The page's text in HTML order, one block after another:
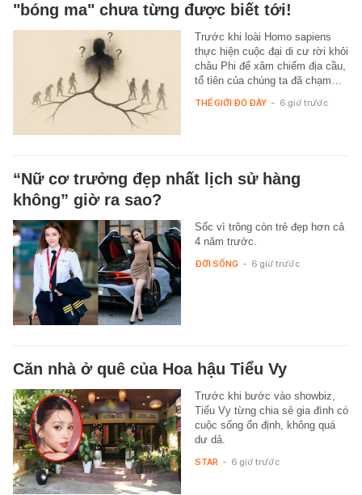
"bóng ma" chưa từng được biết tới!
Trước khi loài Homo sapiens
thực hiện cuộc đại di cư rời khỏi
châu Phi để xâm chiếm địa cầu,
tổ tiên của chúng ta đã chạm…
THẾ GIỚI ĐÓ ĐÂY - 6 giờ trước
“Nữ cơ trưởng đẹp nhất lịch sử hàng
không” giờ ra sao?
Sốc vì trông còn trẻ đẹp hơn cả
4 năm trước.
ĐỜI SỐNG - 6 giờ trước
Căn nhà ở quê của Hoa hậu Tiểu Vy
Trước khi bước vào showbiz,
Tiểu Vy từng chia sẻ gia đình có
cuộc sống ổn định, không quá
dư dả.
STAR - 6 giờ trước